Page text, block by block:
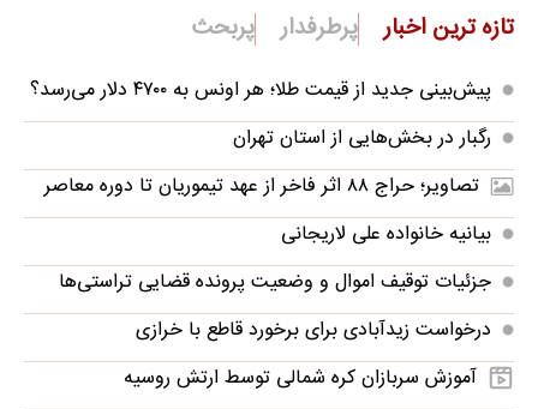
تازه ترین اخبار پرطرفدار پربحث
پیش‌بینی جدید از قیمت طلا؛ هر اونس به ۴۷۰۰ دلار می‌رسد؟
رگبار در بخش‌هایی از استان تهران
تصاویر؛ حراج ۸۸ اثر فاخر از عهد تیموریان تا دوره معاصر
بیانیه خانواده علی لاریجانی
جزئیات توقیف اموال و وضعیت پرونده قضایی تراستی‌ها
درخواست زیدآبادی برای برخورد قاطع با خرازی
آموزش سربازان کره شمالی توسط ارتش روسیه